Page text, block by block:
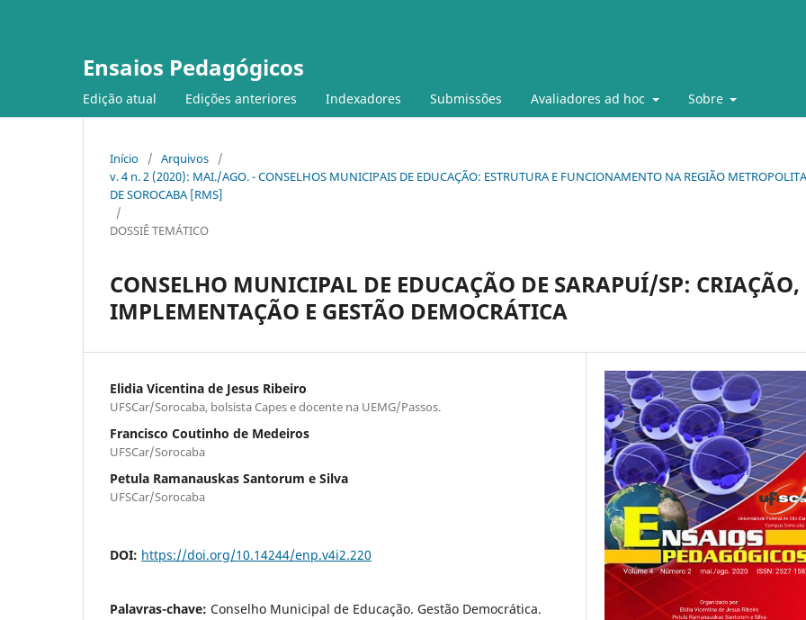
Ensaios Pedagógicos
Edição atual Edições anteriores Indexadores Submissões Avaliadores ad hoc Sobre
Início / Arquivos
/
v. 4 n. 2 (2020): MAI./AGO. - CONSELHOS MUNICIPAIS DE EDUCAÇÃO: ESTRUTURA E FUNCIONAMENTO NA REGIÃO
DE SOROCABA [RMS]
/
DOSSIÊ TEMÁTICO
CONSELHO MUNICIPAL DE EDUCAÇÃO DE SARAPUÍ/SP: CRIAÇÃO,
IMPLEMENTAÇÃO E GESTÃO DEMOCRÁTICA
Elidia Vicentina de Jesus Ribeiro
UFSCar/Sorocaba, bolsista Capes e docente na UEMG/Passos.
Francisco Coutinho de Medeiros
UFSCar/Sorocaba
Petula Ramanauskas Santorum e Silva
UFSCar/Sorocaba
DOI: https://doi.org/10.14244/enp.v4i2.220
Palavras-chave: Conselho Municipal de Educação. Gestão Democrática.